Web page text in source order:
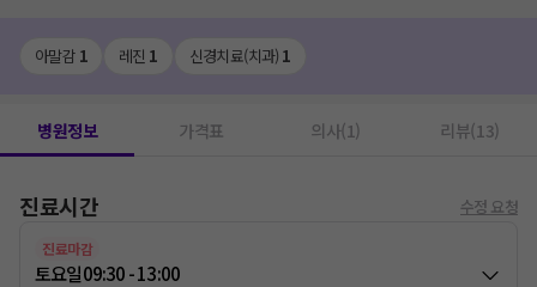
아말감 1 레진 1 신경치료(치과) 1
병원정보 가격표 의사(1) 리뷰(13)
진료시간 수정 요청
진료마감
토요일09:30 - 13:00